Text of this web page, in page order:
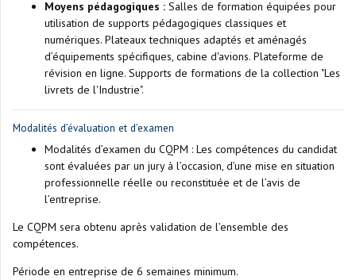
Moyens pédagogiques : Salles de formation équipées pour
utilisation de supports pédagogiques classiques et
numériques. Plateaux techniques adaptés et aménagés
d’équipements spécifiques, cabine d'avions. Plateforme de
révision en ligne. Supports de formations de la collection "Les
livrets de l'Industrie".
Modalités d’évaluation et d’examen
Modalités d’examen du CQPM : Les compétences du candidat
sont évaluées par un jury à l’occasion, d’une mise en situation
professionnelle réelle ou reconstituée et de l’avis de
l’entreprise.
Le CQPM sera obtenu après validation de l’ensemble des
compétences.
Période en entreprise de 6 semaines minimum.